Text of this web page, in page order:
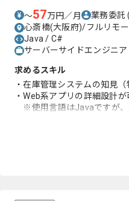
〜57万円／月 業務委託
心斎橋(大阪府)/フルリモ
Java / C#
サーバーサイドエンジニ
求めるスキル
・在庫管理システムの知見（
・Web系アプリの詳細設計
※使用言語はJavaですが、